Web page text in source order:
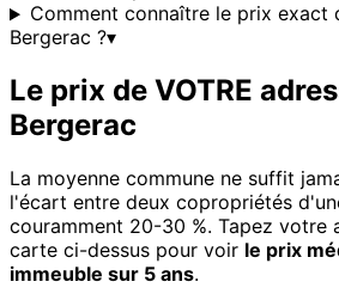
Comment connaître le prix exact
Bergerac ?▾
Le prix de VOTRE
Bergerac
La moyenne commune ne suffit
l'écart entre deux copropriétés
couramment 20-30 %. Tapez votre
carte ci-dessus pour voir le prix
immeuble sur 5 ans.